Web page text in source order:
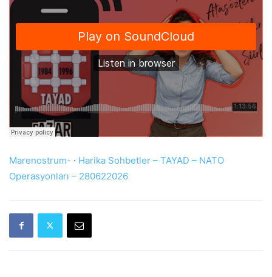
Marenostrum- · Harika Sohbetler – TAYAD – NATO
Operasyonları – 280622026